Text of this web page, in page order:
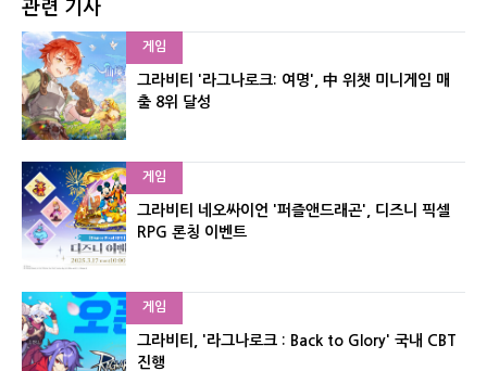
관련 기사
게임
그라비티 '라그나로크: 여명', 中 위챗 미니게임 매
출 8위 달성
게임
그라비티 네오싸이언 '퍼즐앤드래곤', 디즈니 픽셀
RPG 론칭 이벤트
게임
그라비티, '라그나로크 : Back to Glory' 국내 CBT
진행